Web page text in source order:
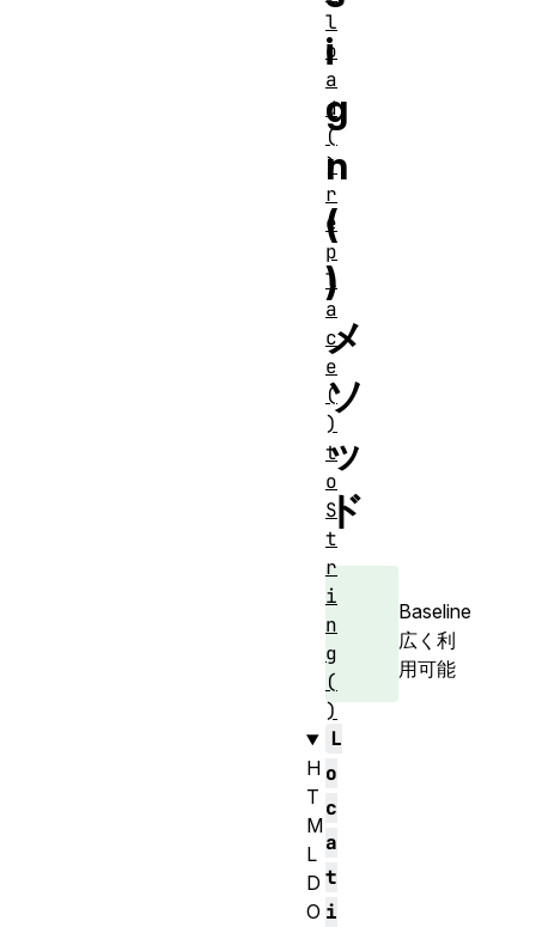
i
g
n
(
)
メ
ソ
ッ
ド
Baseline
広く利
用可能
L
o
c
a
t
i
l
o
a
d
(
)
r
e
p
l
a
c
e
(
)
t
o
S
t
r
i
n
g
(
)
H
T
M
L
D
O